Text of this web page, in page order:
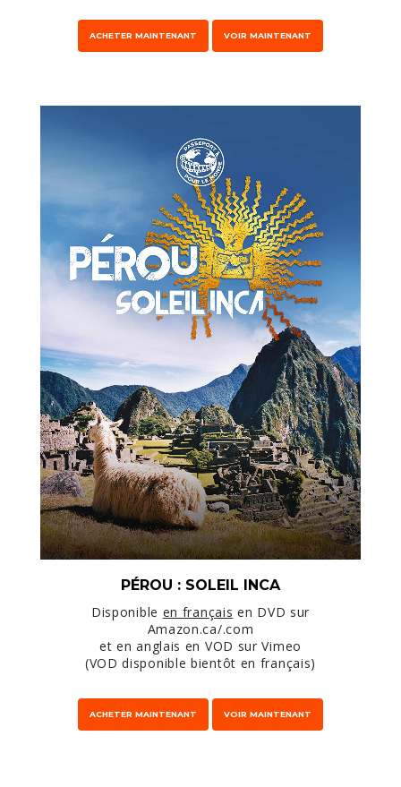
ACHETER MAINTENANT VOIR MAINTENANT
PÉROU : SOLEIL INCA
Disponible en français en DVD sur
Amazon.ca/.com
et en anglais en VOD sur Vimeo
(VOD disponible bientôt en français)
ACHETER MAINTENANT VOIR MAINTENANT